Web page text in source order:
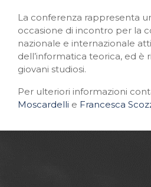
La conferenza rappresenta
occasione di incontro per la
nazionale e internazionale
dell’informatica teorica, ed è
giovani studiosi.
Per ulteriori informazioni
Moscardelli e Francesca